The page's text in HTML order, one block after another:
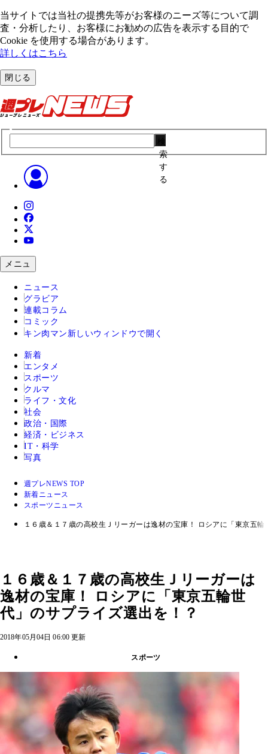
当サイトでは当社の提携先等がお客様のニーズ等について調
査・分析したり、お客様にお勧めの広告を表⽰する⽬的で
Cookie を使⽤する場合があります。
詳しくはこちら
閉じる
索
す
る
メニュ
ニュース
グラビア
連載コラム
コミック
キン肉マン 新しいウィンドウで開く
新着
エンタメ
スポーツ
クルマ
ライフ・文化
社会
政治・国際
経済・ビジネス
IT・科学
写真
週プレNEWS TOP
新着ニュース
スポーツニュース
１６歳＆１７歳の高校生Ｊリーガーは逸材の宝庫！ ロシアに「東京五
１６歳＆１７歳の高校生Ｊリーガーは
逸材の宝庫！ ロシアに「東京五輪世
代」のサプライズ選出を！？
2018年05月04日 06:00 更新
スポーツ